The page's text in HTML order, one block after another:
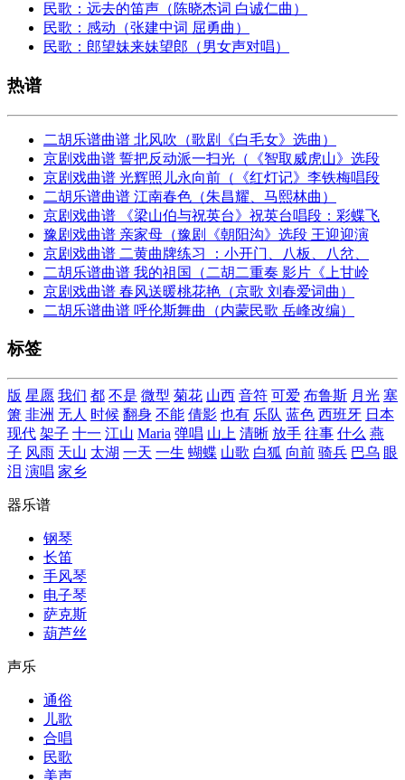
民歌：远去的笛声（陈晓杰词 白诚仁曲）
民歌：感动（张建中词 屈勇曲）
民歌：郎望妹来妹望郎（男女声对唱）
热谱
二胡乐谱曲谱 北风吹（歌剧《白毛女》选曲）
京剧戏曲谱 誓把反动派一扫光（《智取威虎山》选段
京剧戏曲谱 光辉照儿永向前（《红灯记》李铁梅唱段
二胡乐谱曲谱 江南春色（朱昌耀、马熙林曲）
京剧戏曲谱 《梁山伯与祝英台》祝英台唱段：彩蝶飞
豫剧戏曲谱 亲家母（豫剧《朝阳沟》选段 王迎迎演
京剧戏曲谱 二黄曲牌练习 ：小开门、八板、八岔、
二胡乐谱曲谱 我的祖国（二胡二重奏 影片《上甘岭
京剧戏曲谱 春风送暖桃花艳（京歌 刘春爱词曲）
二胡乐谱曲谱 呼伦斯舞曲（内蒙民歌 岳峰改编）
标签
版 星愿 我们 都 不是 微型 菊花 山西 音符 可爱 布鲁斯 月光 塞
箫 非洲 无人 时候 翻身 不能 倩影 也有 乐队 蓝色 西班牙 日本
现代 架子 十一 江山 Maria 弹唱 山上 清晰 放手 往事 什么 燕
子 风雨 天山 太湖 一天 一生 蝴蝶 山歌 白狐 向前 骑兵 巴乌 眼
泪 演唱 家乡
器乐谱
钢琴
长笛
手风琴
电子琴
萨克斯
葫芦丝
声乐
通俗
儿歌
合唱
民歌
美声